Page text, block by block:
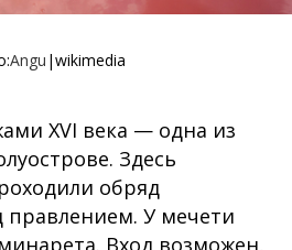
Angu |wikimedia
XVI века — одна из
Здесь
обряд
У мечети